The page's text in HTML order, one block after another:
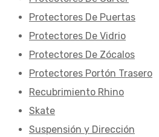
Protectores De Puertas
Protectores De Vidrio
Protectores De Zócalos
Protectores Portón Trasero
Recubrimiento Rhino
Skate
Suspensión y Dirección